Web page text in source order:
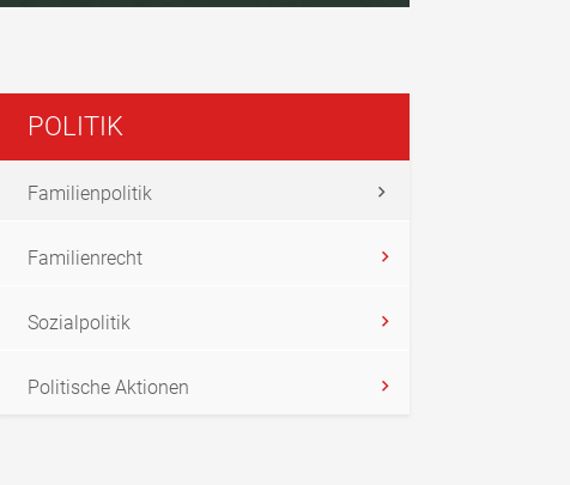
POLITIK
Familienpolitik
Familienrecht
Sozialpolitik
Politische Aktionen